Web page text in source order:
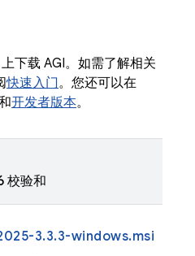
下载 AGI。如需了解相关
快速入门。您还可以在
开发者版本。
校验和
3.3.3-windows.msi